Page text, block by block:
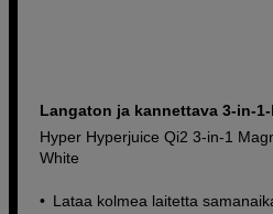
Langaton ja kannettava 3-in-
Hyper Hyperjuice Qi2 3-in-1
White
Lataa kolmea laitetta